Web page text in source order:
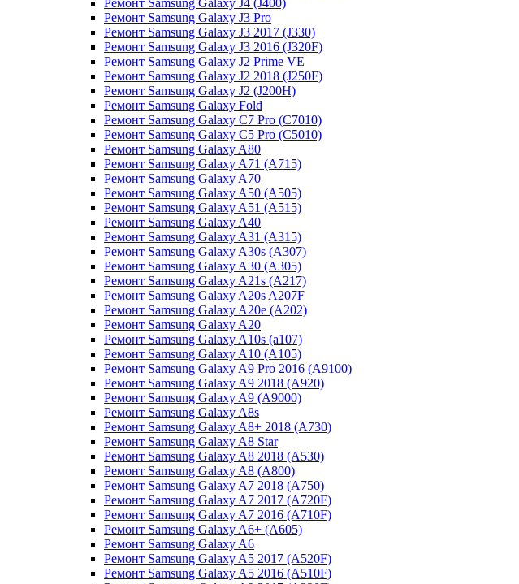
Ремонт Samsung Galaxy J4 (J400)
Ремонт Samsung Galaxy J3 Pro
Ремонт Samsung Galaxy J3 2017 (J330)
Ремонт Samsung Galaxy J3 2016 (J320F)
Ремонт Samsung Galaxy J2 Prime VE
Ремонт Samsung Galaxy J2 2018 (J250F)
Ремонт Samsung Galaxy J2 (J200H)
Ремонт Samsung Galaxy Fold
Ремонт Samsung Galaxy C7 Pro (C7010)
Ремонт Samsung Galaxy C5 Pro (C5010)
Ремонт Samsung Galaxy A80
Ремонт Samsung Galaxy A71 (A715)
Ремонт Samsung Galaxy A70
Ремонт Samsung Galaxy A50 (A505)
Ремонт Samsung Galaxy A51 (A515)
Ремонт Samsung Galaxy A40
Ремонт Samsung Galaxy A31 (A315)
Ремонт Samsung Galaxy A30s (A307)
Ремонт Samsung Galaxy A30 (A305)
Ремонт Samsung Galaxy A21s (A217)
Ремонт Samsung Galaxy A20s A207F
Ремонт Samsung Galaxy A20e (A202)
Ремонт Samsung Galaxy A20
Ремонт Samsung Galaxy A10s (a107)
Ремонт Samsung Galaxy A10 (A105)
Ремонт Samsung Galaxy A9 Pro 2016 (A9100)
Ремонт Samsung Galaxy A9 2018 (A920)
Ремонт Samsung Galaxy A9 (A9000)
Ремонт Samsung Galaxy A8s
Ремонт Samsung Galaxy A8+ 2018 (A730)
Ремонт Samsung Galaxy A8 Star
Ремонт Samsung Galaxy A8 2018 (A530)
Ремонт Samsung Galaxy A8 (A800)
Ремонт Samsung Galaxy A7 2018 (A750)
Ремонт Samsung Galaxy A7 2017 (A720F)
Ремонт Samsung Galaxy A7 2016 (A710F)
Ремонт Samsung Galaxy A6+ (A605)
Ремонт Samsung Galaxy A6
Ремонт Samsung Galaxy A5 2017 (A520F)
Ремонт Samsung Galaxy A5 2016 (A510F)